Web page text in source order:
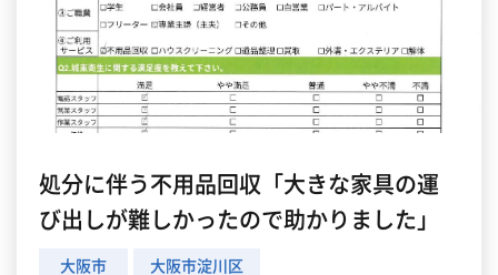
処分に伴う不用品回収「大きな家具の運
び出しが難しかったので助かりました」
大阪市 大阪市淀川区